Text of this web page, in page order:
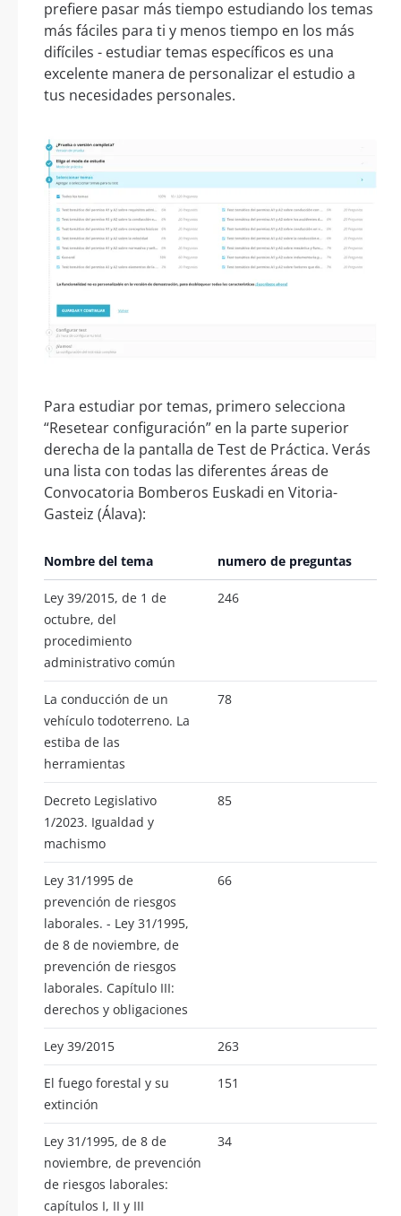
prefiere pasar más tiempo estudiando los temas
más fáciles para ti y menos tiempo en los más
difíciles - estudiar temas específicos es una
excelente manera de personalizar el estudio a
tus necesidades personales.
Para estudiar por temas, primero selecciona
“Resetear configuración” en la parte superior
derecha de la pantalla de Test de Práctica. Verás
una lista con todas las diferentes áreas de
Convocatoria Bomberos Euskadi en Vitoria-
Gasteiz (Álava):
Nombre del tema numero de preguntas
Ley 39/2015, de 1 de
octubre, del
procedimiento
administrativo común
246
La conducción de un
vehículo todoterreno. La
estiba de las
herramientas
78
Decreto Legislativo
1/2023. Igualdad y
machismo
85
Ley 31/1995 de
prevención de riesgos
laborales. - Ley 31/1995,
de 8 de noviembre, de
prevención de riesgos
laborales. Capítulo III:
derechos y obligaciones
66
Ley 39/2015 263
El fuego forestal y su
extinción
151
Ley 31/1995, de 8 de
noviembre, de prevención
de riesgos laborales:
capítulos I, II y III
34